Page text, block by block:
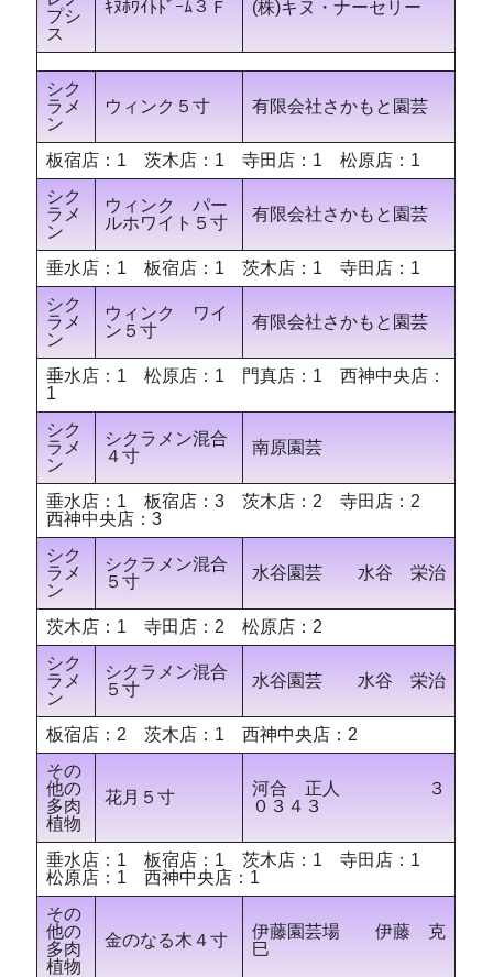
プシ
ス
ｷﾇﾎﾜｲﾄﾄﾞｰﾑ３Ｆ (株)キヌ・ナーセリー
シク
ラメ
ン
ウィンク５寸 有限会社さかもと園芸
板宿店：1 茨木店：1 寺田店：1 松原店：1
シク
ラメ
ン
ウィンク パー
ルホワイト５寸
有限会社さかもと園芸
垂水店：1 板宿店：1 茨木店：1 寺田店：1
シク
ラメ
ン
ウィンク ワイ
ン５寸
有限会社さかもと園芸
垂水店：1 松原店：1 門真店：1 西神中央店：
1
シク
ラメ
ン
シクラメン混合
４寸
南原園芸
垂水店：1 板宿店：3 茨木店：2 寺田店：2
西神中央店：3
シク
ラメ
ン
シクラメン混合
５寸
水谷園芸 水谷 栄治
茨木店：1 寺田店：2 松原店：2
シク
ラメ
ン
シクラメン混合
５寸
水谷園芸 水谷 栄治
板宿店：2 茨木店：1 西神中央店：2
その
他の
多肉
植物
花月５寸
河合 正人 ３
０３４３
垂水店：1 板宿店：1 茨木店：1 寺田店：1
松原店：1 西神中央店：1
その
他の
多肉
植物
金のなる木４寸
伊藤園芸場 伊藤 克
巳